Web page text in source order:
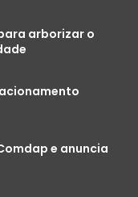
arborizar o
e anuncia